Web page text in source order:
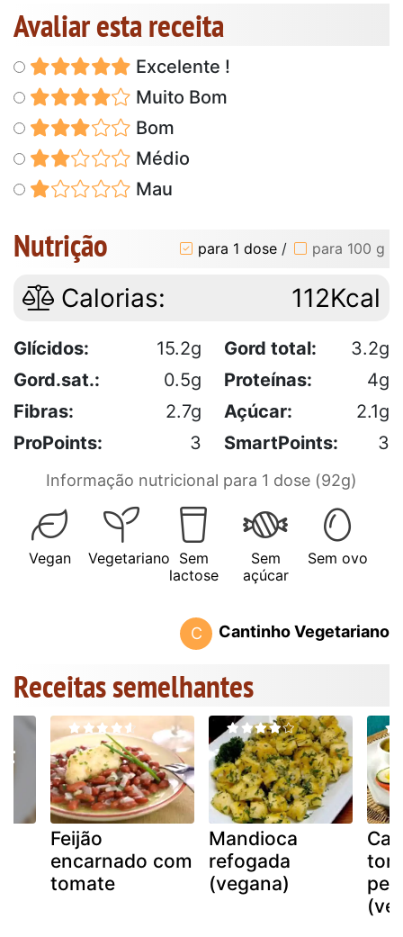
Avaliar esta receita
Excelente !
Muito Bom
Bom
Médio
Mau
Nutrição para 1 dose / para 100 g
Calorias: 112Kcal
Glícidos: 15.2g Gord total:
3.2g
Gord.sat.:
0.5g Proteínas:
4g
Fibras:
2.7g Açúcar:
2.1g
ProPoints:
3 SmartPoints: 3
Informação nutricional para 1 dose (92g)
Vegan Vegetariano Sem
lactose
Sem
açúcar
Sem ovo
C Cantinho Vegetariano
Receitas semelhantes
Feijão
encarnado com
tomate
Mandioca
refogada
(vegana)